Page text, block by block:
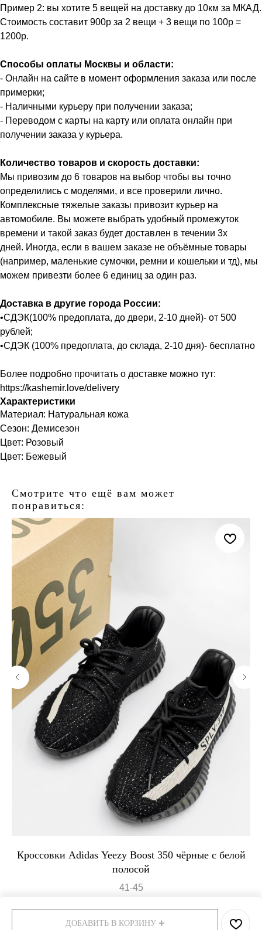
ДОБАВИТЬ В КОРЗИНУ ➕
Пример 2: вы хотите 5 вещей на доставку до 10км за МКАД.
Стоимость составит 900р за 2 вещи + 3 вещи по 100р =
1200р.
Способы оплаты Москвы и области:
- Онлайн на сайте в момент оформления заказа или после
примерки;
- Наличными курьеру при получении заказа;
- Переводом с карты на карту или оплата онлайн при
получении заказа у курьера.
Количество товаров и скорость доставки:
Мы привозим до 6 товаров на выбор чтобы вы точно
определились с моделями, и все проверили лично.
Комплексные тяжелые заказы привозит курьер на
автомобиле. Вы можете выбрать удобный промежуток
времени и такой заказ будет доставлен в течении 3х
дней. Иногда, если в вашем заказе не объёмные товары
(например, маленькие сумочки, ремни и кошельки и тд), мы
можем привезти более 6 единиц за один раз.
Доставка в другие города России:
•СДЭК(100% предоплата, до двери, 2-10 дней)- от 500
рублей;
•СДЭК (100% предоплата, до склада, 2-10 дня)- бесплатно
Более подробно прочитать о доставке можно тут:
https://kashemir.love/delivery
Характеристики
Материал: Натуральная кожа
Сезон: Демисезон
Цвет: Розовый
Цвет: Бежевый
Смотрите что ещё вам может
понравиться:
Кроссовки Adidas Yeezy Boost 350 чёрные с белой
полосой
41-45
11 500 р.17 500 р.